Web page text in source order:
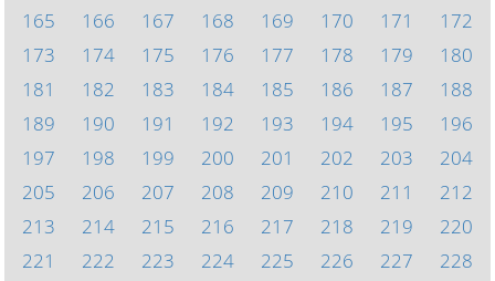
165
166 167 168 169 170 171
172
173
174 175 176 177 178 179
180
181
182 183 184 185 186 187
188
189
190 191 192 193 194 195
196
197
198 199 200 201 202 203
204
205
206 207 208 209 210 211
212
213
214 215 216 217 218 219
220
221
222 223 224 225 226 227
228